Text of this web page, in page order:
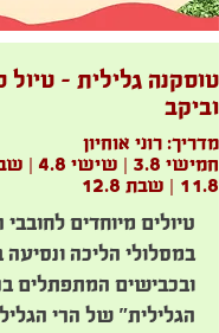
טוסקנה גלילית – טיול
וביקב
מדריך: רוני אוחיון
11.8 | שבת 12.8
טיולים מיוחדים לחובבי
במסלולי הליכה ונסיעה
ובכבישים המתפתלים
הגלילית" של הרי